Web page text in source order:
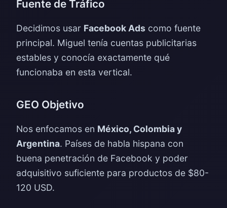
Fuente de Tráfico
Decidimos usar Facebook Ads como fuente
principal. Miguel tenía cuentas publicitarias
estables y conocía exactamente qué
funcionaba en esta vertical.
GEO Objetivo
Nos enfocamos en México, Colombia y
Argentina. Países de habla hispana con
buena penetración de Facebook y poder
adquisitivo suficiente para productos de $80-
120 USD.